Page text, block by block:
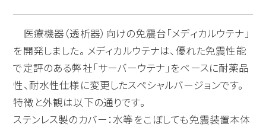
医療機器（透析器）向けの免震台「メディカルウテナ」
を開発しました。 メディカルウテナは、優れた免震性能
で定評のある弊社「サーバーウテナ」をベースに耐薬品
性、耐水性仕様に変更したスペシャルバージョンです。
特徴と外観は以下の通りです。
ステンレス製のカバー：水等をこぼしても免震装置本体